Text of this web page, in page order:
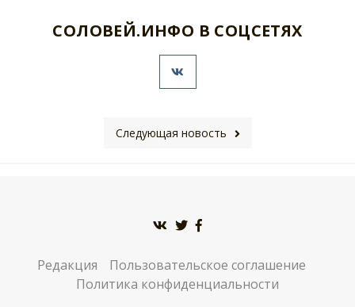
СОЛОВЕЙ.ИНФО В СОЦСЕТЯХ
Следующая новость
Редакция
Пользовательское соглашение
Политика конфиденциальности